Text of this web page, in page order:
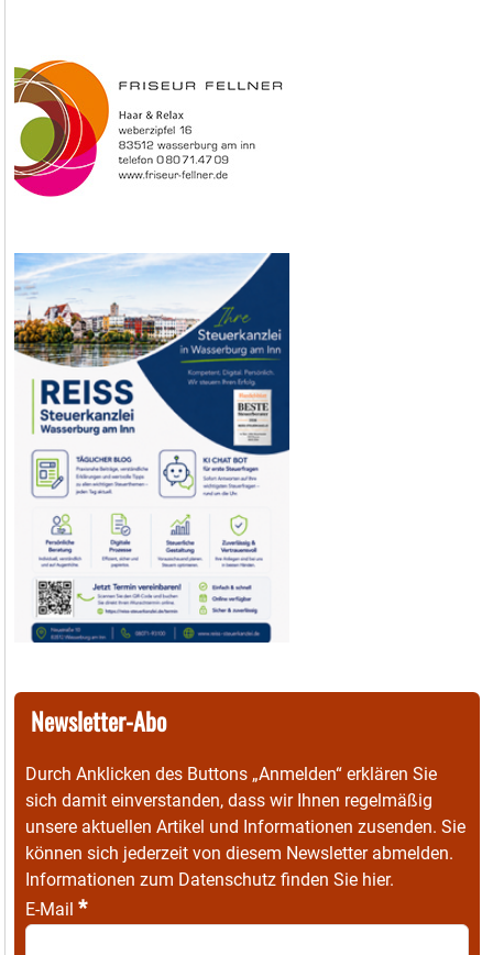
Newsletter-Abo
Durch Anklicken des Buttons „Anmelden“ erklären Sie
sich damit einverstanden, dass wir Ihnen regelmäßig
unsere aktuellen Artikel und Informationen zusenden. Sie
können sich jederzeit von diesem Newsletter abmelden.
Informationen zum Datenschutz finden Sie hier.
E-Mail *